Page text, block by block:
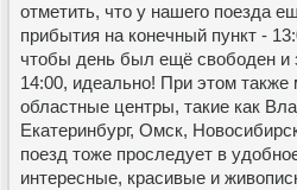
отметить, что у нашего поезда
прибытия на конечный пункт -
чтобы день был ещё свободен и
14:00, идеально! При этом также
областные центры, такие как
Екатеринбург, Омск,
поезд тоже проследует в
интересные, красивые и